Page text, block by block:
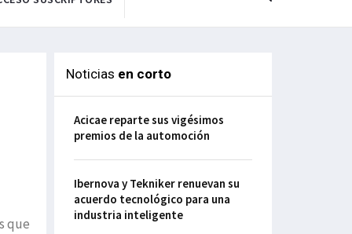
que
Noticias en corto
Acicae reparte sus vigésimos
premios de la automoción
Ibernova y Tekniker renuevan su
acuerdo tecnológico para una
industria inteligente